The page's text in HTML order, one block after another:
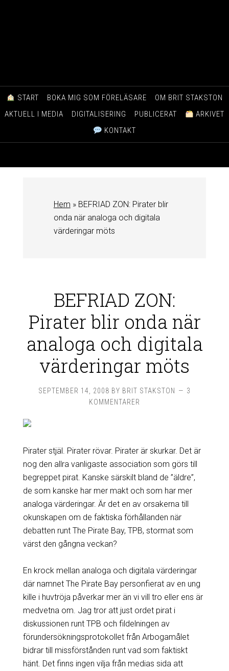
START BOKA MIG SOM FÖRELÄSARE
OM BRIT STAKSTON
AKTUELL I MEDIA
DIGITALISERING PUBLICERAT
ARKIVET
KONTAKT
Hem » BEFRIAD ZON: Pirater blir
onda när analoga och digitala
värderingar möts
BEFRIAD ZON:
Pirater blir onda när
analoga och digitala
värderingar möts
SEPTEMBER 14, 2008 BY BRIT STAKSTON
3
KOMMENTARER
Pirater stjäl. Pirater rövar. Pirater är skurkar. Det är
nog den allra vanligaste association som görs till
begreppet pirat. Kanske särskilt bland de ”äldre”,
de som kanske har mer makt och som har mer
analoga värderingar. Är det en av orsakerna till
okunskapen om de faktiska förhållanden när
debatten runt The Pirate Bay, TPB, stormat som
värst den gångna veckan?
En krock mellan analoga och digitala värderingar
där namnet The Pirate Bay personfierat av en ung
kille i huvtröja påverkar mer än vi vill tro eller ens är
medvetna om. Jag tror att just ordet pirat i
diskussionen runt TPB och fildelningen av
förundersökningsprotokollet från Arbogamålet
bidrar till missförstånden runt vad som faktiskt
hänt. Det finns ingen vilja från medias sida att